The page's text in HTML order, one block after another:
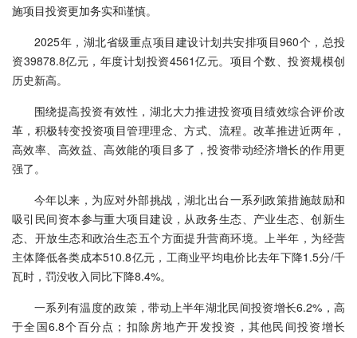
施项目投资更加务实和谨慎。
2025年，湖北省级重点项目建设计划共安排项目960个，总投
资39878.8亿元，年度计划投资4561亿元。项目个数、投资规模创
历史新高。
围绕提高投资有效性，湖北大力推进投资项目绩效综合评价改
革，积极转变投资项目管理理念、方式、流程。改革推进近两年，
高效率、高效益、高效能的项目多了，投资带动经济增长的作用更
强了。
今年以来，为应对外部挑战，湖北出台一系列政策措施鼓励和
吸引民间资本参与重大项目建设，从政务生态、产业生态、创新生
态、开放生态和政治生态五个方面提升营商环境。上半年，为经营
主体降低各类成本510.8亿元，工商业平均电价比去年下降1.5分/千
瓦时，罚没收入同比下降8.4%。
一系列有温度的政策，带动上半年湖北民间投资增长6.2%，高
于全国6.8个百分点；扣除房地产开发投资，其他民间投资增长